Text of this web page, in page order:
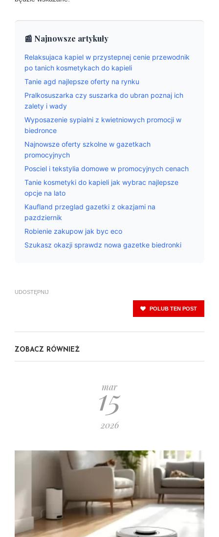
📰 Najnowsze artykuły
Relaksujaca kapiel w przystepnej cenie przewodnik
po tanich kosmetykach do kapieli
Tanie agd najlepsze oferty na rynku
Pralkosuszarka czy suszarka do ubran poznaj ich
zalety i wady
Wyposazenie sypialni z kwietniowych promocji w
biedronce
Najnowsze oferty szkolne w gazetkach
promocyjnych
Posciel i tekstylia domowe w promocyjnych cenach
Tanie kosmetyki do kapieli jak wybrac najlepsze
opcje na lato
Kaufland przeglad gazetki z okazjami na
pazdziernik
Robienie zakupow jak byc eco
Szukasz okazji sprawdz nowa gazetke biedronki
UDOSTĘPNIJ
POLUB TEN POST
ZOBACZ RÓWNIEŻ
mar
15
2026